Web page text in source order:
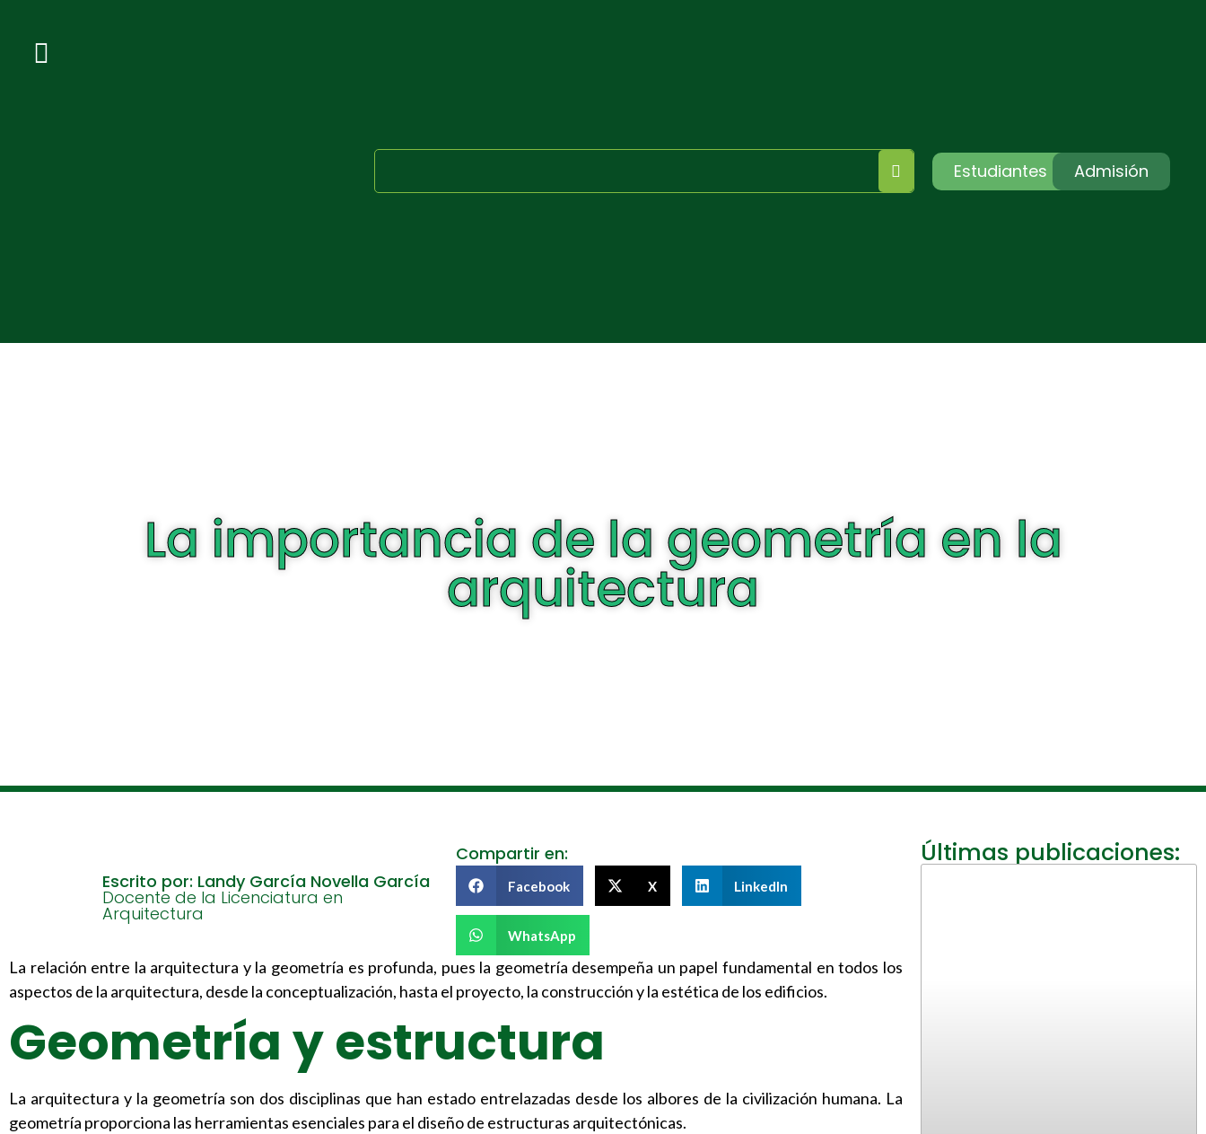
Estudiantes Admisión
La importancia de la geometría en la
arquitectura
Escrito por: Landy García Novella García
Docente de la Licenciatura en
Arquitectura
Compartir en:
Facebook X LinkedIn
WhatsApp
La relación entre la arquitectura y la geometría es profunda, pues la geometría desempeña un papel fundamental en todos los
aspectos de la arquitectura, desde la conceptualización, hasta el proyecto, la construcción y la estética de los edificios.
Geometría y estructura
La arquitectura y la geometría son dos disciplinas que han estado entrelazadas desde los albores de la civilización humana. La
geometría proporciona las herramientas esenciales para el diseño de estructuras arquitectónicas.
Últimas publicaciones: